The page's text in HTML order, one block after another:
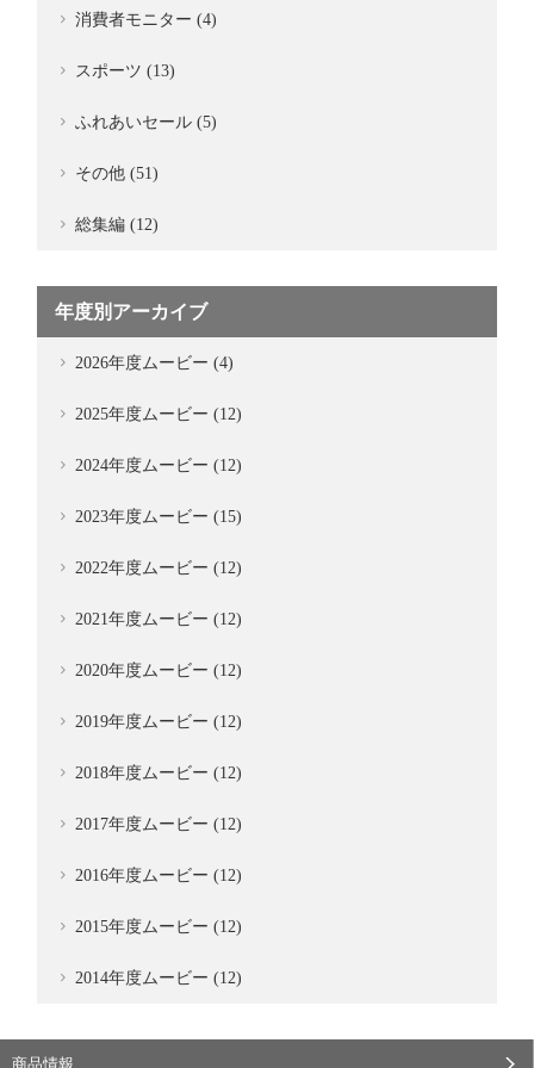
消費者モニター (4)
スポーツ (13)
ふれあいセール (5)
その他 (51)
総集編 (12)
年度別アーカイブ
2026年度ムービー (4)
2025年度ムービー (12)
2024年度ムービー (12)
2023年度ムービー (15)
2022年度ムービー (12)
2021年度ムービー (12)
2020年度ムービー (12)
2019年度ムービー (12)
2018年度ムービー (12)
2017年度ムービー (12)
2016年度ムービー (12)
2015年度ムービー (12)
2014年度ムービー (12)
商品情報